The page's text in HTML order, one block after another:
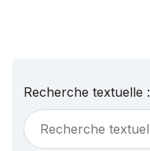
Recherche textuelle :